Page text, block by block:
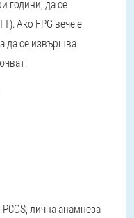
години, да се
Ако FPG вече е
да се извършва
лична анамнеза